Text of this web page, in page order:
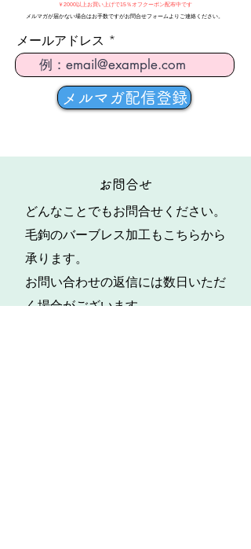
￥2000以上お買い上げで15％オフクーポン配布中です
メルマガが届かない場合はお手数ですがお問合せフォームよりご連絡ください。
メールアドレス
メルマガ配信登録
​お問合せ
どんなことでもお問合せください。
​毛鉤のバーブレス加工もこちらから
承ります。
お問い合わせの返信には数日いただ
く場合がございます。